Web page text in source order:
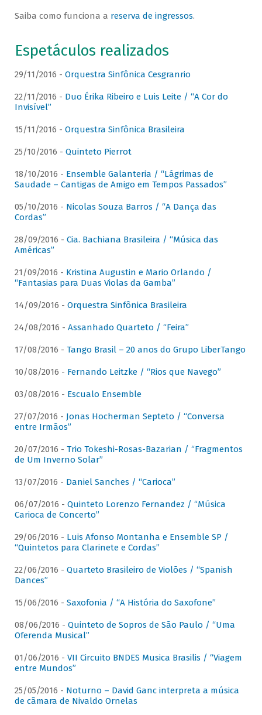
Saiba como funciona a reserva de ingressos.
Espetáculos realizados
29/11/2016 - Orquestra Sinfônica Cesgranrio
22/11/2016 - Duo Érika Ribeiro e Luis Leite / “A Cor do
Invisível”
15/11/2016 - Orquestra Sinfônica Brasileira
25/10/2016 - Quinteto Pierrot
18/10/2016 - Ensemble Galanteria / “Lágrimas de
Saudade – Cantigas de Amigo em Tempos Passados”
05/10/2016 - Nicolas Souza Barros / “A Dança das
Cordas”
28/09/2016 - Cia. Bachiana Brasileira / “Música das
Américas”
21/09/2016 - Kristina Augustin e Mario Orlando /
“Fantasias para Duas Violas da Gamba”
14/09/2016 - Orquestra Sinfônica Brasileira
24/08/2016 - Assanhado Quarteto / “Feira”
17/08/2016 - Tango Brasil – 20 anos do Grupo LiberTango
10/08/2016 - Fernando Leitzke / “Rios que Navego”
03/08/2016 - Escualo Ensemble
27/07/2016 - Jonas Hocherman Septeto / “Conversa
entre Irmãos”
20/07/2016 - Trio Tokeshi-Rosas-Bazarian / “Fragmentos
de Um Inverno Solar”
13/07/2016 - Daniel Sanches / “Carioca”
06/07/2016 - Quinteto Lorenzo Fernandez / “Música
Carioca de Concerto”
29/06/2016 - Luis Afonso Montanha e Ensemble SP /
“Quintetos para Clarinete e Cordas”
22/06/2016 - Quarteto Brasileiro de Violões / “Spanish
Dances”
15/06/2016 - Saxofonia / “A História do Saxofone”
08/06/2016 - Quinteto de Sopros de São Paulo / “Uma
Oferenda Musical”
01/06/2016 - VII Circuito BNDES Musica Brasilis / “Viagem
entre Mundos”
25/05/2016 - Noturno – David Ganc interpreta a música
de câmara de Nivaldo Ornelas